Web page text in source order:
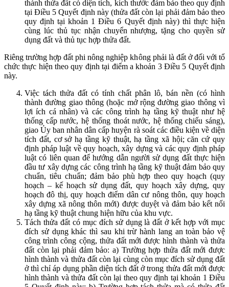
thành thửa đất có diện tích, kích thước đảm bảo theo quy định
tại Điều 5 Quyết định này (thửa đất còn lại phải đảm bảo theo
quy định tại khoản 1 Điều 6 Quyết định này) thì thực hiện
cùng lúc thủ tục nhận chuyển nhượng, tặng cho quyền sử
dụng đất và thủ tục hợp thửa đất.
Riêng trường hợp đất phi nông nghiệp không phải là đất ở đối với tổ
chức thực hiện theo quy định tại điểm a khoản 3 Điều 5 Quyết định
này.
Việc tách thửa đất có tính chất phân lô, bán nền (có hình
thành đường giao thông (hoặc mở rộng đường giao thông vì
lợi ích cá nhân) và các công trình hạ tầng kỹ thuật như hệ
thống cấp nước, hệ thống thoát nước, hệ thống chiếu sáng),
giao Ủy ban nhân dân cấp huyện rà soát các điều kiện về diện
tích đất, cơ sở hạ tầng kỹ thuật, hạ tầng xã hội; căn cứ quy
định pháp luật về quy hoạch, xây dựng và các quy định pháp
luật có liên quan để hướng dẫn người sử dụng đất thực hiện
đầu tư xây dựng các công trình hạ tầng kỹ thuật đảm bảo quy
chuẩn, tiêu chuẩn; đảm bảo phù hợp theo quy hoạch (quy
hoạch – kế hoạch sử dụng đất, quy hoạch xây dựng, quy
hoạch đô thị, quy hoạch điểm dân cư nông thôn, quy hoạch
xây dựng xã nông thôn mới) được duyệt và đảm bảo kết nối
hạ tầng kỹ thuật chung hiện hữu của khu vực.
Tách thửa đất có mục đích sử dụng là đất ở kết hợp với mục
đích sử dụng khác thì sau khi trừ hành lang an toàn bảo vệ
công trình công cộng, thửa đất mới được hình thành và thửa
đất còn lại phải đảm bảo: a) Trường hợp thửa đất mới được
hình thành và thửa đất còn lại cùng còn mục đích sử dụng đất
ở thì chỉ áp dụng phần diện tích đất ở trong thửa đất mới được
hình thành và thửa đất còn lại theo quy định tại khoản 1 Điều